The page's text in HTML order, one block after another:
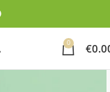
0 €